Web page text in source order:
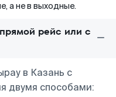
а не в выходные.
рейс или с
в Казань с
двумя способами: